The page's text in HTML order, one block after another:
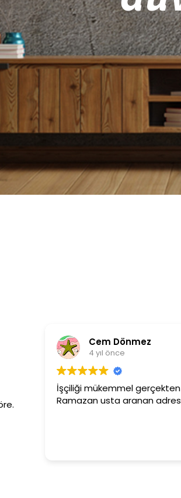
Cem Dönmez
4 yıl önce
İşçiliği mükemmel gerçekten
Ramazan usta aranan adres